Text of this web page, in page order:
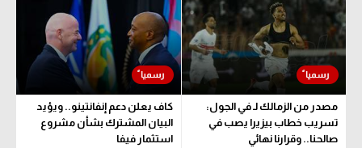
مصدر من الزمالك لـ في الجول:
تسريب خطاب بيزيرا يصب في
صالحنا.. وقرارنا نهائي
كاف يعلن دعم إنفانتينو.. ويؤيد
البيان المشترك بشأن مشروع
استثمار فيفا